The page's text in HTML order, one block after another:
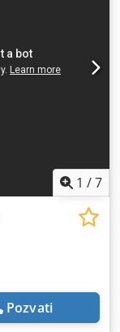
1 /7
Pozvati